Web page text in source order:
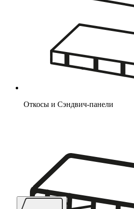
Откосы и Сэндвич-панели